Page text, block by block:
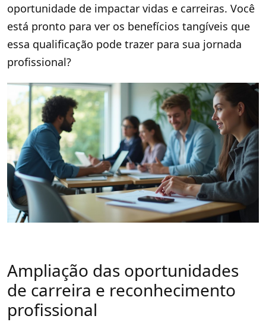
oportunidade de impactar vidas e carreiras. Você
está pronto para ver os benefícios tangíveis que
essa qualificação pode trazer para sua jornada
profissional?
Ampliação das oportunidades
de carreira e reconhecimento
profissional